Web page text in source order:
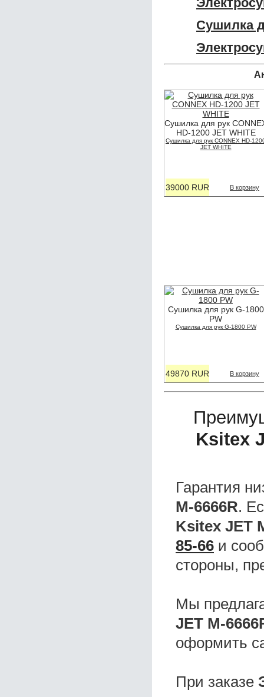
Сушилка
Сушилка для рук
HD-1200 JET WHITE
Сушилка для рук CONNEX HD-
JET WHITE
39000 RUR В корзину
Сушилка для рук G-1800
PW
Сушилка для рук G-1800 PW
49870 RUR В корзину
Ksitex
Гарантия
M-6666R.
Ksitex JET
85-66 и
стороны,
Мы
JET M-
оформить
При заказе